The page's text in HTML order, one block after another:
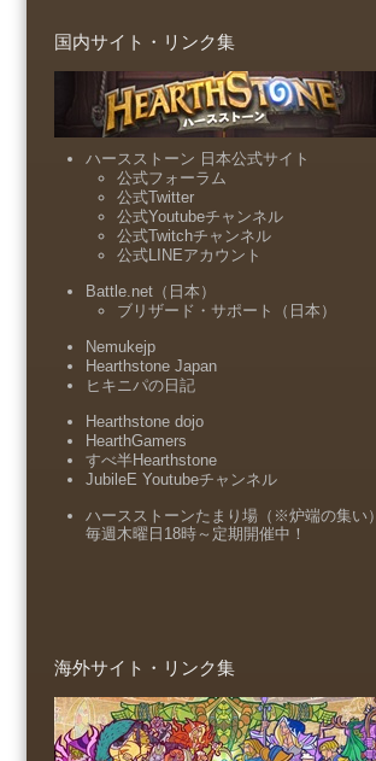
国内サイト・リンク集
ハースストーン 日本公式サイト
公式フォーラム
公式Twitter
公式Youtubeチャンネル
公式Twitchチャンネル
公式LINEアカウント
Battle.net（日本）
ブリザード・サポート（日本）
Nemukejp
Hearthstone Japan
ヒキニパの日記
Hearthstone dojo
HearthGamers
すべ半Hearthstone
JubileE Youtubeチャンネル
ハースストーンたまり場（※炉端の集い）
毎週木曜日18時～定期開催中！
海外サイト・リンク集